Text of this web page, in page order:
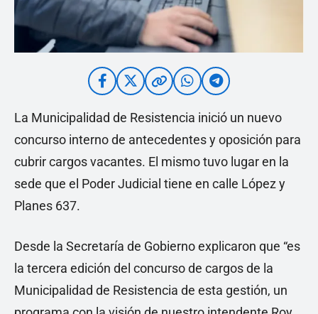
La Municipalidad de Resistencia inició un nuevo
concurso interno de antecedentes y oposición para
cubrir cargos vacantes. El mismo tuvo lugar en la
sede que el Poder Judicial tiene en calle López y
Planes 637.
Desde la Secretaría de Gobierno explicaron que “es
la tercera edición del concurso de cargos de la
Municipalidad de Resistencia de esta gestión, un